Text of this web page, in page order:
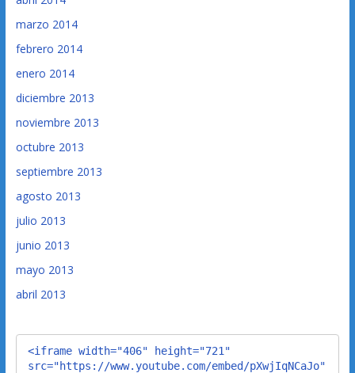
marzo 2014
febrero 2014
enero 2014
diciembre 2013
noviembre 2013
octubre 2013
septiembre 2013
agosto 2013
julio 2013
junio 2013
mayo 2013
abril 2013
<iframe width="406" height="721"
src="https://www.youtube.com/embed/pXwjIqNCaJo"